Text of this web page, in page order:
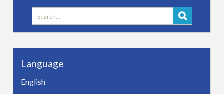
Search
for:
Language
English